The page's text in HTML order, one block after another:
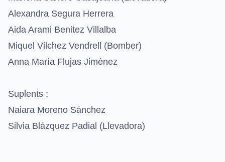
Alexandra Segura Herrera
Aida Arami Benitez Villalba
Miquel Vilchez Vendrell (Bomber)
Anna María Flujas Jiménez
Suplents :
Naiara Moreno Sánchez
Silvia Blázquez Padial (Llevadora)